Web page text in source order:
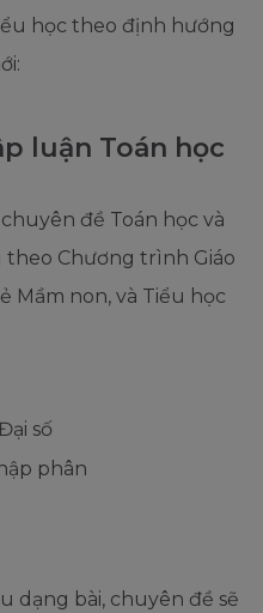
học theo định hướng
luận Toán học
đề Toán học và
Chương trình Giáo
Mầm non, và Tiểu học
số
phân
dạng bài, chuyên đề sẽ